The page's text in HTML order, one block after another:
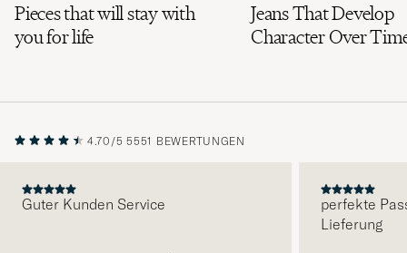
Pieces that will stay with
you for life
Jeans That Develop
Character Over
4.70/5 5551 BEWERTUNGEN
Guter Kunden Service
perfekte
Lieferung